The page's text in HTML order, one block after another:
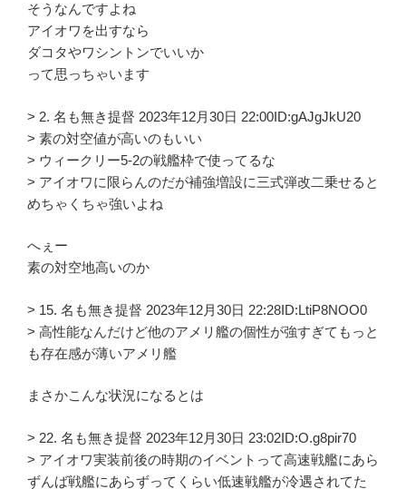
そうなんですよね
アイオワを出すなら
ダコタやワシントンでいいか
って思っちゃいます
> 2. 名も無き提督 2023年12月30日 22:00ID:gAJgJkU20
> 素の対空値が高いのもいい
> ウィークリー5-2の戦艦枠で使ってるな
> アイオワに限らんのだが補強増設に三式弾改二乗せると
めちゃくちゃ強いよね
へぇー
素の対空地高いのか
> 15. 名も無き提督 2023年12月30日 22:28ID:LtiP8NOO0
> 高性能なんだけど他のアメリ艦の個性が強すぎてもっと
も存在感が薄いアメリ艦
まさかこんな状況になるとは
> 22. 名も無き提督 2023年12月30日 23:02ID:O.g8pir70
> アイオワ実装前後の時期のイベントって高速戦艦にあら
ずんば戦艦にあらずってくらい低速戦艦が冷遇されてた